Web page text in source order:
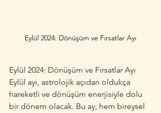
Eylül 2024: Dönüşüm ve Fırsatlar Ayı
Eylül 2024: Dönüşüm ve Fırsatlar Ayı
Eylül ayı, astrolojik açıdan oldukça
hareketli ve dönüşüm enerjisiyle dolu
bir dönem olacak. Bu ay, hem bireysel